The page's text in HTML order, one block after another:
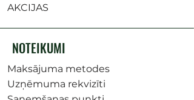
AKCIJAS
NOTEIKUMI
Maksājuma metodes
Uzņēmuma rekvizīti